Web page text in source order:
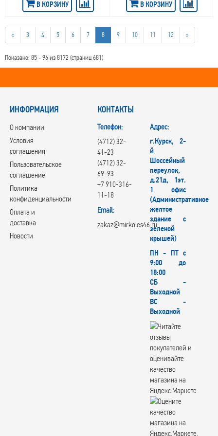
Replica Ford
Replica Hyundai
Replica Jac
RepliKey
Rial
RPLC
RW
Skad
Steger
SUNRISE GROUP
TGRACING
Trebl
Venti
Vianor
VISSOL
X-Race
XinFA
В КОРЗИНУ В КОРЗИНУ
« 3 4 5 6 7 8 9 10 11 12 »
Показано: 85 - 96 из 8172 (страниц 681)
ИНФОРМАЦИЯ
О компании
Условия
соглашения
Пользовательское
соглашение
Политика
конфиденциальности
Оплата и
доставка
Новости
КОНТАКТЫ
Телефон:
(4712) 32-
41-23
(4712) 32-
69-93
+7 910-316-
11-18
Email:
zakaz@mirkoles46.ru
Адрес:
г.Курск, 2-
й
Шоссейный
переулок,
д.21д, 1эт.
1 офис
(Административное
желтое
здание с
зеленой
крышей)
ПН - ПТ с
9:00 до
18:00
СБ -
Выходной
ВС -
Выходной